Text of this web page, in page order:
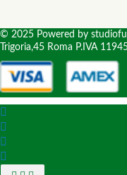
© 2025 Powered by
Trigoria,45 Roma P.IVA